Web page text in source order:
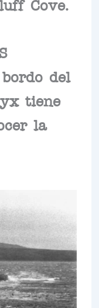
Cove.
del
tiene
la